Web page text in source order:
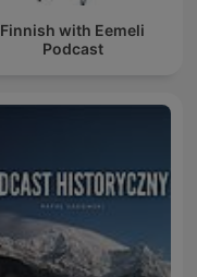
Finnish with Eemeli
Podcast